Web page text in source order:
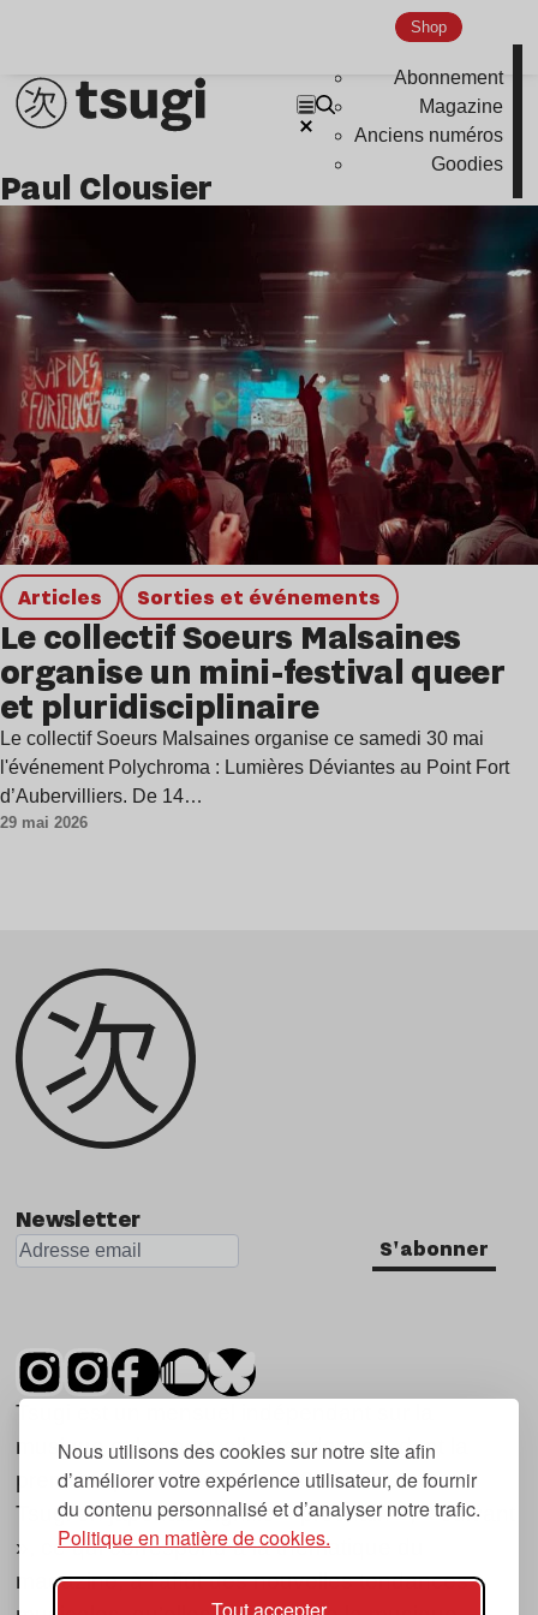
Nous utilisons des cookies sur notre site afin
d’améliorer votre expérience utilisateur, de fournir
du contenu personnalisé et d’analyser notre trafic.
Politique en matière de cookies.
Shop
Abonnement
Magazine
Anciens numéros
Goodies
Paul Clousier
Articles Sorties et événements
Le collectif Soeurs Malsaines
organise un mini-festival queer
et pluridisciplinaire
Le collectif Soeurs Malsaines organise ce samedi 30 mai
l'événement Polychroma : Lumières Déviantes au Point Fort
d’Aubervilliers. De 14…
29 mai 2026
Newsletter
S'abonner
Tsugi est un mensuel indépendant sur la
musique et les nouvelles tendances, dont la
première parution date de 2007.
Tsugi en japonais signifie « prochain », « suivant
», ce qui correspond à la thématique du
magazine, à l’affût des nouvelles tendances